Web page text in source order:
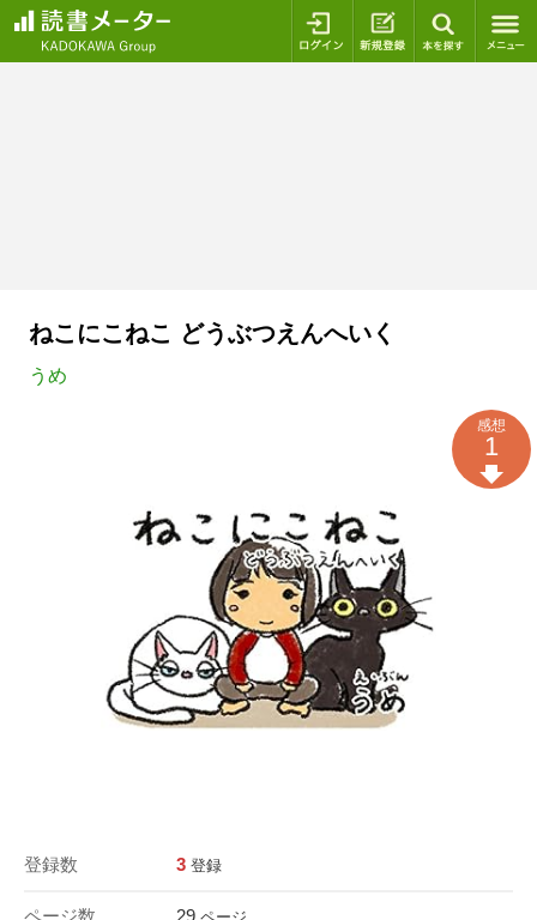
ログイン 新規登録
ねこにこねこ どうぶつえんへいく
うめ
登録数 3 登録
ページ数 29
感想
1